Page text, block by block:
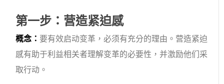
第一步：营造紧迫感
概念： 要有效启动变革，必须有充分的理由。营造紧迫
感有助于利益相关者理解变革的必要性，并激励他们采
取行动。